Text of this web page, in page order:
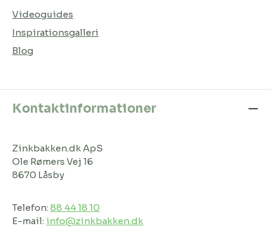
Videoguides
Inspirationsgalleri
Blog
Kontaktinformationer
Zinkbakken.dk ApS
Ole Rømers Vej 16
8670 Låsby
Telefon: 88 44 18 10
E-mail: info@zinkbakken.dk